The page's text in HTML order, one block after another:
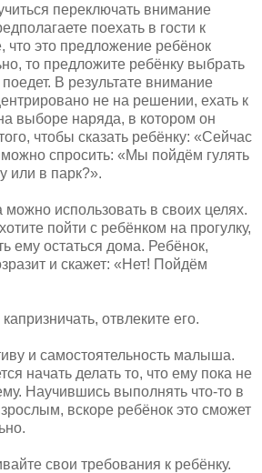
переключать внимание
поехать в гости к
что это предложение ребёнок
то предложите ребёнку выбрать
В результате внимание
не на решении, ехать к
выборе наряда, в котором он
чтобы сказать ребёнку: «Сейчас
спросить: «Мы пойдём гулять
или в парк?».
можно использовать в своих целях.
пойти с ребёнком на прогулку,
ему остаться дома. Ребёнок,
и скажет: «Нет! Пойдём
отвлеките его.
и самостоятельность малыша.
начать делать то, что ему пока не
Научившись выполнять что-то в
вскоре ребёнок это сможет
свои требования к ребёнку.